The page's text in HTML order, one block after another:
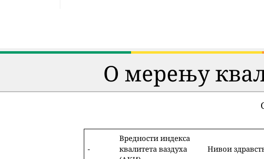
О мерењу
-
Вредности индекса
квалитета ваздуха
Нивои